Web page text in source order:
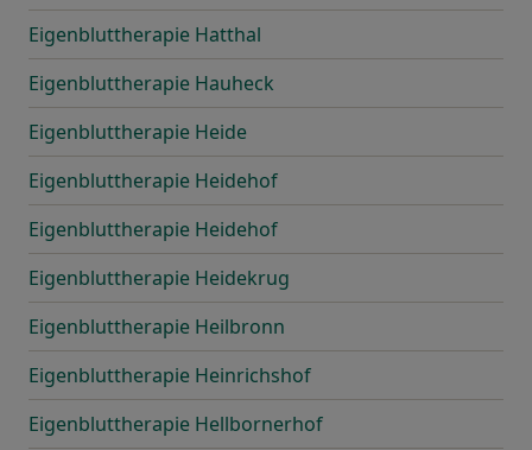
Eigenbluttherapie Hatthal
Eigenbluttherapie Hauheck
Eigenbluttherapie Heide
Eigenbluttherapie Heidehof
Eigenbluttherapie Heidehof
Eigenbluttherapie Heidekrug
Eigenbluttherapie Heilbronn
Eigenbluttherapie Heinrichshof
Eigenbluttherapie Hellbornerhof